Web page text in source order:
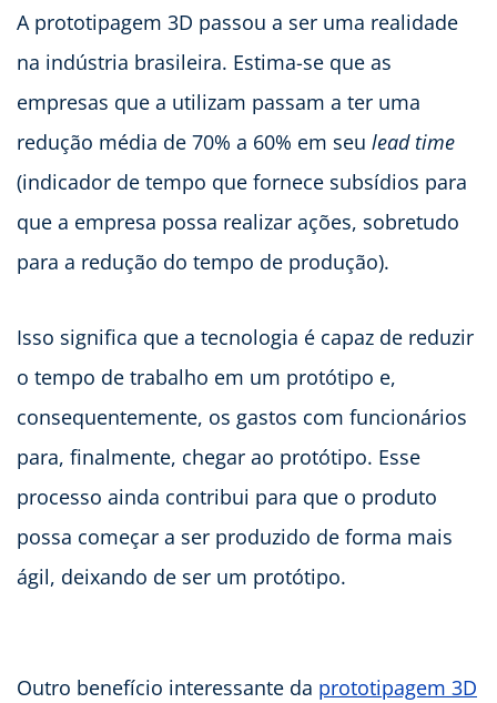
A prototipagem 3D passou a ser uma realidade
na indústria brasileira. Estima-se que as
empresas que a utilizam passam a ter uma
redução média de 70% a 60% em seu lead time
(indicador de tempo que fornece subsídios para
que a empresa possa realizar ações, sobretudo
para a redução do tempo de produção).
Isso significa que a tecnologia é capaz de reduzir
o tempo de trabalho em um protótipo e,
consequentemente, os gastos com funcionários
para, finalmente, chegar ao protótipo. Esse
processo ainda contribui para que o produto
possa começar a ser produzido de forma mais
ágil, deixando de ser um protótipo.
Outro benefício interessante da prototipagem 3D